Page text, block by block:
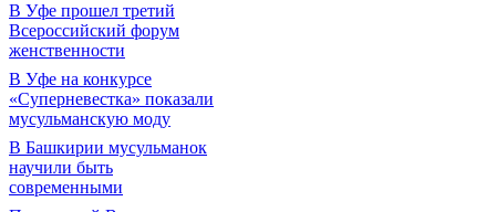
В Уфе прошел третий
Всероссийский форум
женственности
В Уфе на конкурсе
«Суперневестка» показали
мусульманскую моду
В Башкирии мусульманок
научили быть
современными